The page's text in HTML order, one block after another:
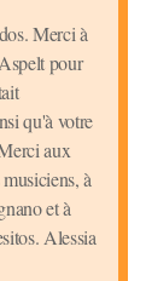
Merci à
pour
qu'à votre
aux
à
et à
Alessia